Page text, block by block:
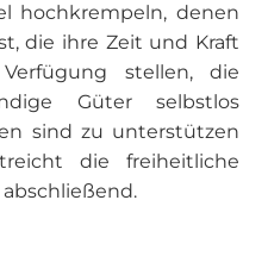
hochkrempeln, denen
die ihre Zeit und Kraft
stellen, die
Güter selbstlos
sind zu unterstützen
die freiheitliche